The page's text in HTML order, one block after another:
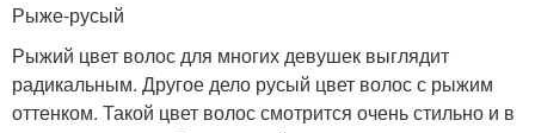
Рыже-русый
Рыжий цвет волос для многих девушек выглядит
радикальным. Другое дело русый цвет волос с рыжим
оттенком. Такой цвет волос смотрится очень стильно и в